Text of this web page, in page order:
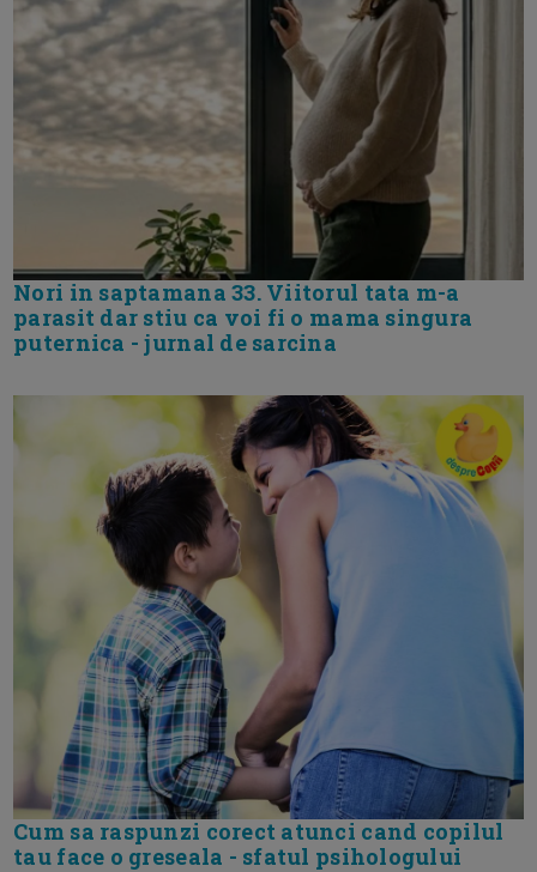
Nori in saptamana 33. Viitorul tata m-a
parasit dar stiu ca voi fi o mama singura
puternica - jurnal de sarcina
Cum sa raspunzi corect atunci cand copilul
tau face o greseala - sfatul psihologului